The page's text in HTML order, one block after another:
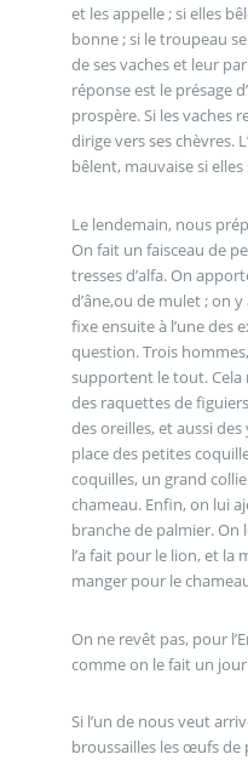
et les appelle ; si elles
bonne ; si le troupeau
de ses vaches et leur
réponse est le présage
prospère. Si les vaches
dirige vers ses chèvres.
bêlent, mauvaise si
Le lendemain, nous
On fait un faisceau de
tresses d’alfa. On
d’âne,ou de mulet ; on
fixe ensuite à l’une des
question. Trois
supportent le tout. Cela
des raquettes de
des oreilles, et aussi
place des petites
coquilles, un grand
chameau. Enfin, on lui
branche de palmier.
l’a fait pour le lion, et la
manger pour le
On ne revêt pas, pour
comme on le fait un
Si l’un de nous veut
broussailles les œufs de